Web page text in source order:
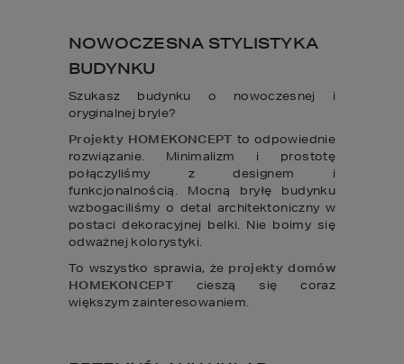
NOWOCZESNA STYLISTYKA
BUDYNKU
Szukasz budynku o nowoczesnej i
oryginalnej bryle?
Projekty HOMEKONCEPT to odpowiednie
rozwiązanie. Minimalizm i prostotę
połączyliśmy z designem i
funkcjonalnością. Mocną bryłę budynku
wzbogaciliśmy o detal architektoniczny w
postaci dekoracyjnej belki. Nie boimy się
odważnej kolorystyki.
To wszystko sprawia, że projekty domów
HOMEKONCEPTcieszą się coraz
większym zainteresowaniem.